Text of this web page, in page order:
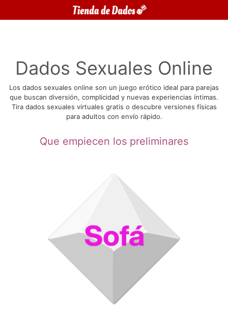
al
Dados Sexuales Online
Los dados sexuales online son un juego erótico ideal para parejas
que buscan diversión, complicidad y nuevas experiencias íntimas.
Tira dados sexuales virtuales gratis o descubre versiones físicas
para adultos con envío rápido.
Que empiecen los preliminares